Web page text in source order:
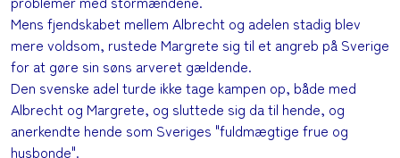
Mens fjendskabet mellem Albrecht og adelen stadig blev
mere voldsom, rustede Margrete sig til et angreb på Sverige
for at gøre sin søns arveret gældende.
Den svenske adel turde ikke tage kampen op, både med
Albrecht og Margrete, og sluttede sig da til hende, og
anerkendte hende som Sveriges "fuldmægtige frue og
husbonde".